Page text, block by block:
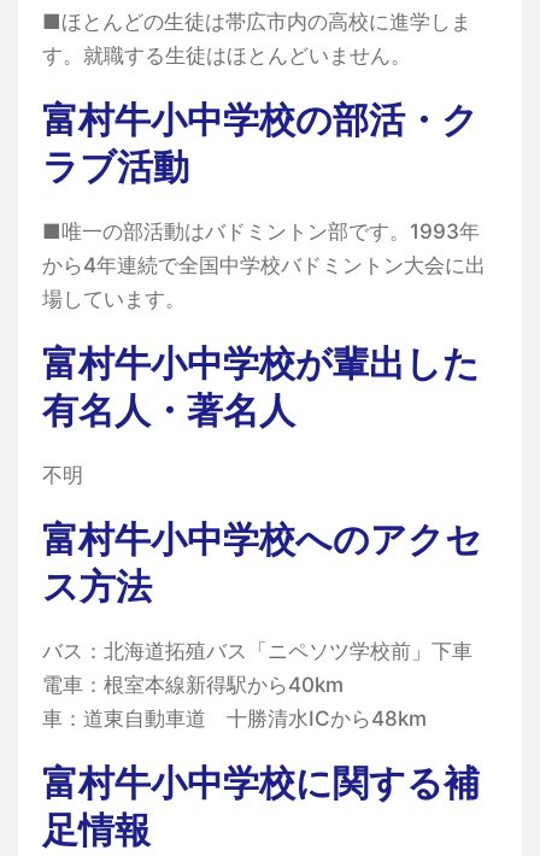
■ほとんどの生徒は帯広市内の高校に進学しま
す。就職する生徒はほとんどいません。
富村牛小中学校の部活・ク
ラブ活動
■唯一の部活動はバドミントン部です。1993年
から4年連続で全国中学校バドミントン大会に出
場しています。
富村牛小中学校が輩出した
有名人・著名人
不明
富村牛小中学校へのアクセ
ス方法
バス：北海道拓殖バス「ニペソツ学校前」下車
電車：根室本線新得駅から40km
車：道東自動車道 十勝清水ICから48km
富村牛小中学校に関する補
足情報